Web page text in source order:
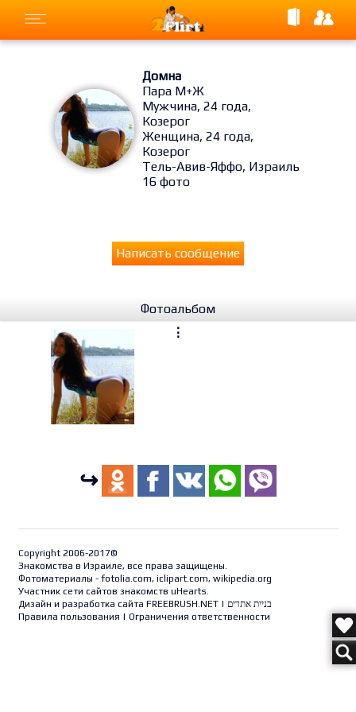
Домна
Пара М+Ж
Мужчина, 24 года,
Козерог
Женщина, 24 года,
Козерог
Тель-Авив-Яффо, Израиль
16 фото
Написать сообщение
Фотоальбом
⋮
↪
Copyright 2006-2017©
Знакомства в Израиле, все права защищены.
Фотоматериалы - fotolia.com, iclipart.com, wikipedia.org
Участник сети сайтов знакомств uHearts.
Дизайн и разработка сайта FREEBRUSH.NET| בניית אתרים
Правила пользования | Ограничения ответственности